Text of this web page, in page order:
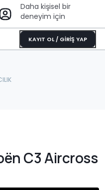
Daha kişisel bir
deneyim için
KAYIT OL / GİRİŞ YAP
C3 Aircross